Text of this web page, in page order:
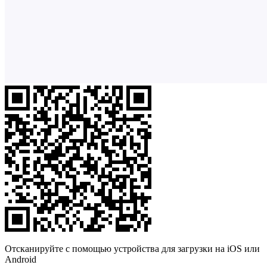
Отсканируйте с помощью устройства для загрузки на iOS или
Android